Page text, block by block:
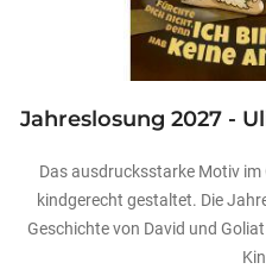
Jahreslosung 2027 -
Das ausdrucksstarke Motiv
kindgerecht gestaltet. Die
Geschichte von David und